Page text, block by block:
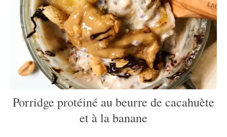
Porridge protéiné au beurre de cacahuète
et à la banane